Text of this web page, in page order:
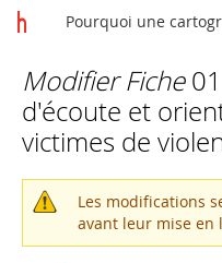
Vous
êtes
ici
Modifier Fiche01
d'écoute et
victimes de
Message
Les modifications
avant leur mise en
Pourquoi une